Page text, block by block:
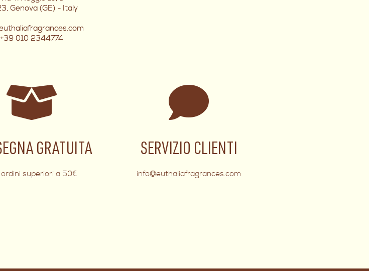
Genova (GE) - Italy
+39 010 2344774
GRATUITA
superiori a 50€
SERVIZIO CLIENTI
info@euthaliafragrances.com